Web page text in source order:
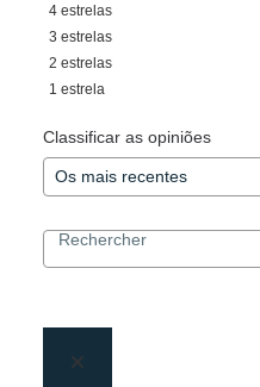
4 estrelas
3 estrelas
2 estrelas
1 estrela
Classificar as opiniões